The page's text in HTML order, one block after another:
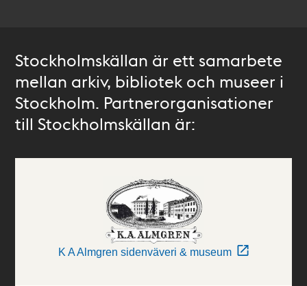
Stockholmskällan är ett samarbete
mellan arkiv, bibliotek och museer i
Stockholm. Partnerorganisationer
till Stockholmskällan är:
K A Almgren sidenväveri & museum